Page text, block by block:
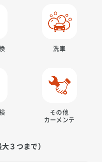
洗車
その他
カーメンテ
３つまで）